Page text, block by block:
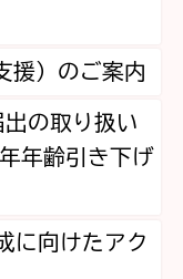
援）のご案内
の取り扱い
年齢引き下げ
に向けたアク